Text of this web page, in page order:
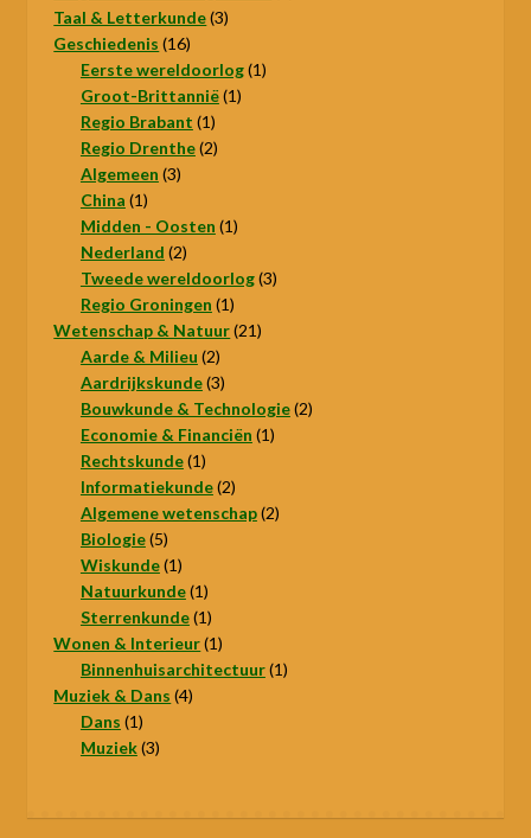
Taal & Letterkunde 33
Geschiedenis 1616
producten
Eerste wereldoorlog 11
Groot-Brittannië 11
Regio Brabant 11
product
Regio Drenthe 22
Algemeen 33
China 11
product
Midden - Oosten 11
Nederland 22
producten
Tweede wereldoorlog 33
Regio Groningen 11
product
Wetenschap & Natuur 2121
Aarde & Milieu 22
producten
Aardrijkskunde 33
producten
Bouwkunde & Technologie 22
Economie & Financiën 11
Rechtskunde 11
product
Informatiekunde 22
producten
Algemene wetenschap 22
Biologie 55
producten
Wiskunde 11
product
Natuurkunde 11
product
Sterrenkunde 11
product
Wonen & Interieur 11
product
Binnenhuisarchitectuur 11
Muziek & Dans 44
Dans 11
product
Muziek 33